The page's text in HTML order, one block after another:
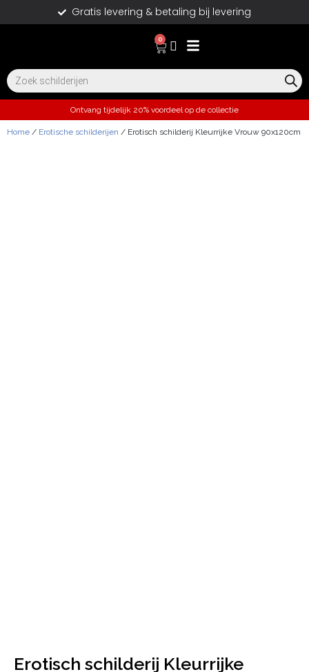
Gratis levering & betaling bij levering
0
Ontvang tijdelijk 20% voordeel op de collectie
Home / Erotische schilderijen / Erotisch schilderij Kleurrijke Vrouw 90x120cm
Erotisch schilderij Kleurrijke